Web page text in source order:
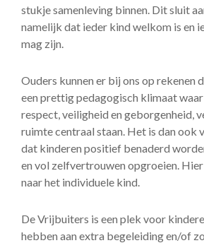
stukje samenleving binnen. Dit sluit
namelijk dat ieder kind welkom is en
mag zijn.
Ouders kunnen er bij ons op rekenen
een prettig pedagogisch klimaat
respect, veiligheid en geborgenheid,
ruimte centraal staan. Het is dan ook
dat kinderen positief benaderd
en vol zelfvertrouwen opgroeien.
naar het individuele kind.
De Vrijbuiters is een plek voor
hebben aan extra begeleiding en/of